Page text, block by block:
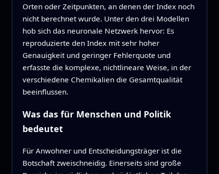
Orten oder Zeitpunkten, an denen der Index noch
nicht berechnet wurde. Unter den drei Modellen
hob sich das neuronale Netzwerk hervor: Es
reproduzierte den Index mit sehr hoher
Genauigkeit und geringer Fehlerquote und
erfasste die komplexe, nichtlineare Weise, in der
verschiedene Chemikalien die Gesamtqualität
beeinflussen.
Was das für Menschen und Politik
bedeutet
Für Anwohner und Entscheidungsträger ist die
Botschaft zweischneidig. Einerseits sind große